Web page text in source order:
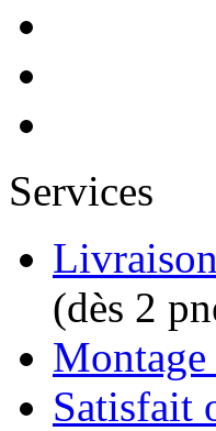
Services
(dès 2
Montage
Satisfait